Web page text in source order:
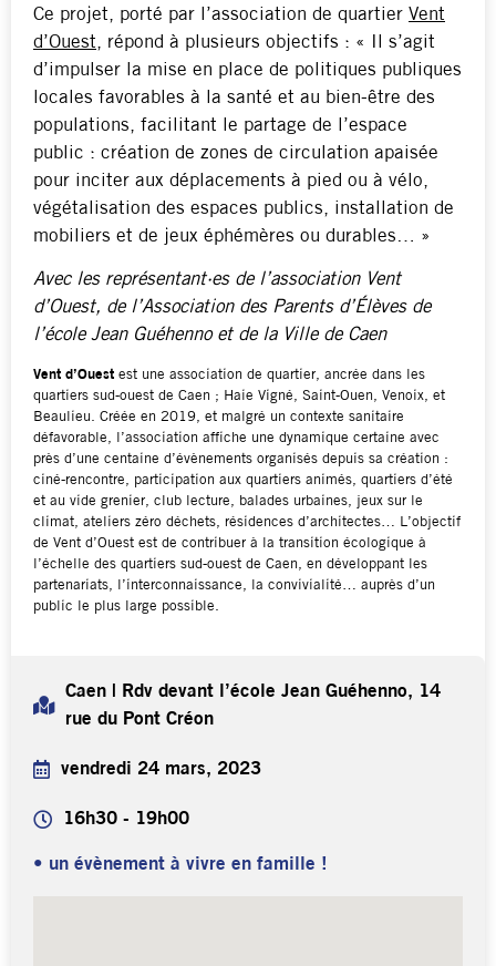
Ce projet, porté par l’association de quartier Vent
d’Ouest, répond à plusieurs objectifs : « Il s’agit
d’impulser la mise en place de politiques publiques
locales favorables à la santé et au bien-être des
populations, facilitant le partage de l’espace
public : création de zones de circulation apaisée
pour inciter aux déplacements à pied ou à vélo,
végétalisation des espaces publics, installation de
mobiliers et de jeux éphémères ou durables… »
Avec les représentant·es de l’association Vent
d’Ouest, de l’Association des Parents d’Élèves de
l’école Jean Guéhenno et de la Ville de Caen
Vent d’Ouest est une association de quartier, ancrée dans les
quartiers sud-ouest de Caen ; Haie Vigné, Saint-Ouen, Venoix, et
Beaulieu. Créée en 2019, et malgré un contexte sanitaire
défavorable, l’association affiche une dynamique certaine avec
près d’une centaine d’évènements organisés depuis sa création :
ciné-rencontre, participation aux quartiers animés, quartiers d’été
et au vide grenier, club lecture, balades urbaines, jeux sur le
climat, ateliers zéro déchets, résidences d’architectes… L’objectif
de Vent d’Ouest est de contribuer à la transition écologique à
l’échelle des quartiers sud-ouest de Caen, en développant les
partenariats, l’interconnaissance, la convivialité… auprès d’un
public le plus large possible.
Caen | Rdv devant l’école Jean Guéhenno, 14
rue du Pont Créon
vendredi 24 mars, 2023
16h30 - 19h00
• un évènement à vivre en famille !